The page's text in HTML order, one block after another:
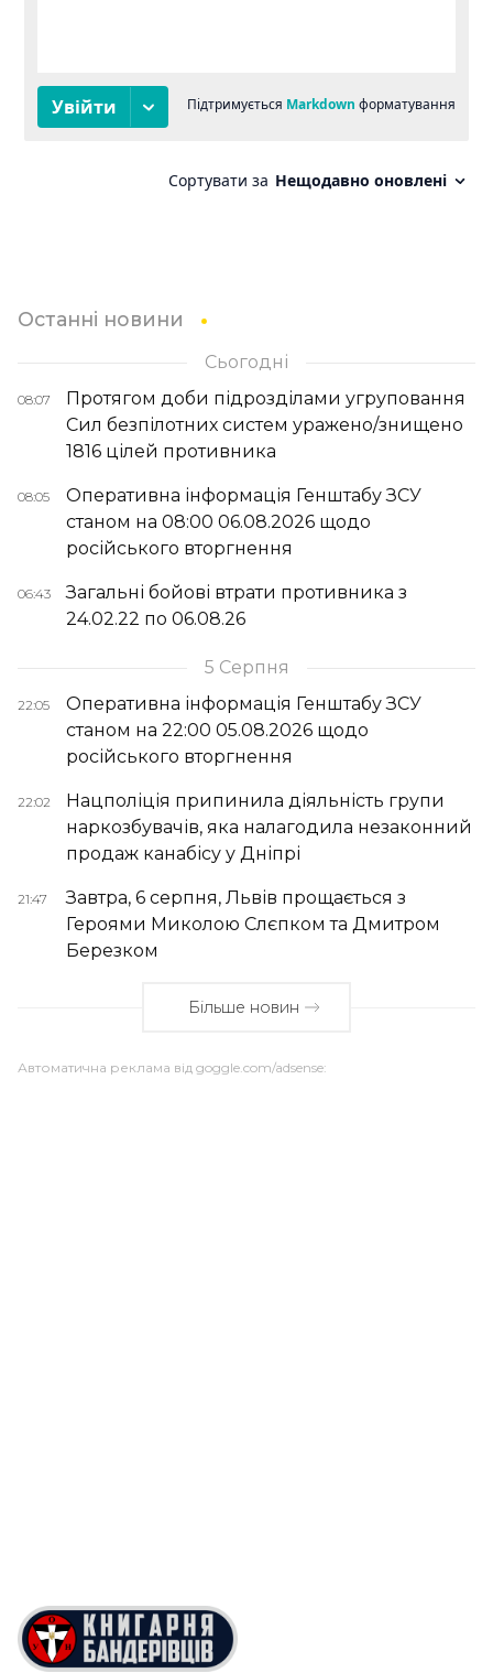
Останні новини
Сьогодні
08:07
Протягом доби підрозділами угруповання
Сил безпілотних систем уражено/знищено
1816 цілей противника
08:05
Оперативна інформація Генштабу ЗСУ
станом на 08:00 06.08.2026 щодо
російського вторгнення
06:43
Загальні бойові втрати противника з
24.02.22 по 06.08.26
5 Серпня
22:05
Оперативна інформація Генштабу ЗСУ
станом на 22:00 05.08.2026 щодо
російського вторгнення
22:02
Нацполіція припинила діяльність групи
наркозбувачів, яка налагодила незаконний
продаж канабісу у Дніпрі
21:47
Завтра, 6 серпня, Львів прощається з
Героями Миколою Слєпком та Дмитром
Березком
Більше новин
Автоматична реклама від goggle.com/adsense: